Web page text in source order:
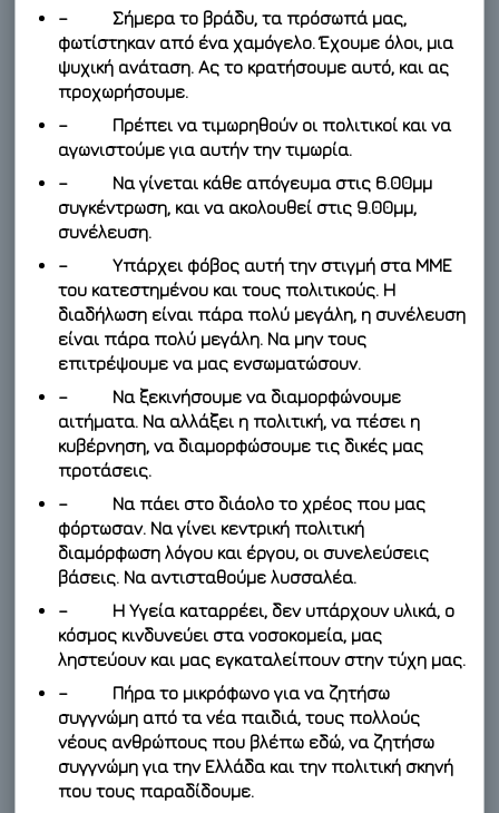
– Σήμερα το βράδυ, τα πρόσωπά μας,
φωτίστηκαν από ένα χαμόγελο. Έχουμε όλοι, μια
ψυχική ανάταση. Ας το κρατήσουμε αυτό, και ας
προχωρήσουμε.
– Πρέπει να τιμωρηθούν οι πολιτικοί και να
αγωνιστούμε για αυτήν την τιμωρία.
– Να γίνεται κάθε απόγευμα στις 6.00μμ
συγκέντρωση, και να ακολουθεί στις 9.00μμ,
συνέλευση.
– Υπάρχει φόβος αυτή την στιγμή στα ΜΜΕ
του κατεστημένου και τους πολιτικούς. Η
διαδήλωση είναι πάρα πολύ μεγάλη, η συνέλευση
είναι πάρα πολύ μεγάλη. Να μην τους
επιτρέψουμε να μας ενσωματώσουν.
– Να ξεκινήσουμε να διαμορφώνουμε
αιτήματα. Να αλλάξει η πολιτική, να πέσει η
κυβέρνηση, να διαμορφώσουμε τις δικές μας
προτάσεις.
– Να πάει στο διάολο το χρέος που μας
φόρτωσαν. Να γίνει κεντρική πολιτική
διαμόρφωση λόγου και έργου, οι συνελεύσεις
βάσεις. Να αντισταθούμε λυσσαλέα.
– Η Υγεία καταρρέει, δεν υπάρχουν υλικά, ο
κόσμος κινδυνεύει στα νοσοκομεία, μας
ληστεύουν και μας εγκαταλείπουν στην τύχη μας.
– Πήρα το μικρόφωνο για να ζητήσω
συγγνώμη από τα νέα παιδιά, τους πολλούς
νέους ανθρώπους που βλέπω εδώ, να ζητήσω
συγγνώμη για την Ελλάδα και την πολιτική σκηνή
που τους παραδίδουμε.